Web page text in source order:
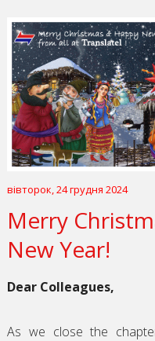
вівторок, 24 грудня 2024
Merry
New Year!
Dear Colleagues,
As we close the